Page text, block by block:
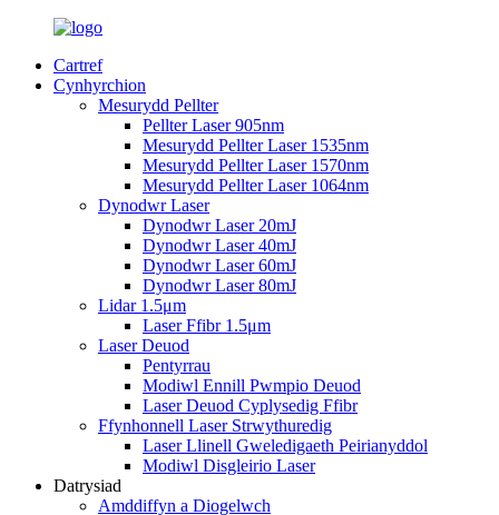
Cartref
Cynhyrchion
Mesurydd Pellter
Pellter Laser 905nm
Mesurydd Pellter Laser 1535nm
Mesurydd Pellter Laser 1570nm
Mesurydd Pellter Laser 1064nm
Dynodwr Laser
Dynodwr Laser 20mJ
Dynodwr Laser 40mJ
Dynodwr Laser 60mJ
Dynodwr Laser 80mJ
Lidar 1.5μm
Laser Ffibr 1.5μm
Laser Deuod
Pentyrrau
Modiwl Ennill Pwmpio Deuod
Laser Deuod Cyplysedig Ffibr
Ffynhonnell Laser Strwythuredig
Laser Llinell Gweledigaeth Peirianyddol
Modiwl Disgleirio Laser
Datrysiad
Amddiffyn a Diogelwch